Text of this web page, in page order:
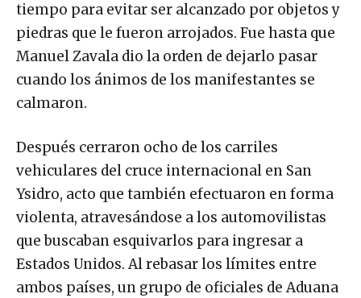
tiempo para evitar ser alcanzado por objetos y
piedras que le fueron arrojados. Fue hasta que
Manuel Zavala dio la orden de dejarlo pasar
cuando los ánimos de los manifestantes se
calmaron.
Después cerraron ocho de los carriles
vehiculares del cruce internacional en San
Ysidro, acto que también efectuaron en forma
violenta, atravesándose a los automovilistas
que buscaban esquivarlos para ingresar a
Estados Unidos. Al rebasar los límites entre
ambos países, un grupo de oficiales de Aduana